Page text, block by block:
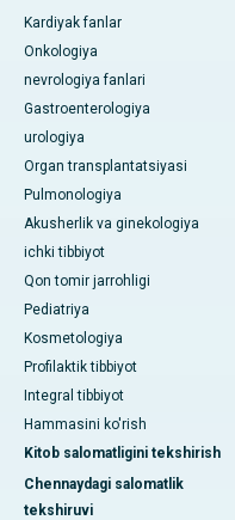
Kardiyak fanlar
Onkologiya
nevrologiya fanlari
Gastroenterologiya
urologiya
Organ transplantatsiyasi
Pulmonologiya
Akusherlik va ginekologiya
ichki tibbiyot
Qon tomir jarrohligi
Pediatriya
Kosmetologiya
Profilaktik tibbiyot
Integral tibbiyot
Hammasini ko'rish
Kitob salomatligini tekshirish
Chennaydagi salomatlik
tekshiruvi